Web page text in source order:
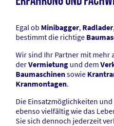
Egal ob Minibagger, Radlader
bestimmt die richtige
Wir sind Ihr Partner mit mehr
derVermietung und dem
Baumaschinensowie
Kranmontagen.
Die Einsatzmöglichkeiten
ebenso vielfältig wie das
Sie sich dennoch jederzeit